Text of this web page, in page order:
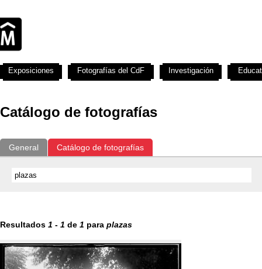
Catálogo de fotografías
General Catálogo de fotografías
Resultados 1 - 1 de 1 para plazas
Exposiciones Fotografías del CdF Investigación